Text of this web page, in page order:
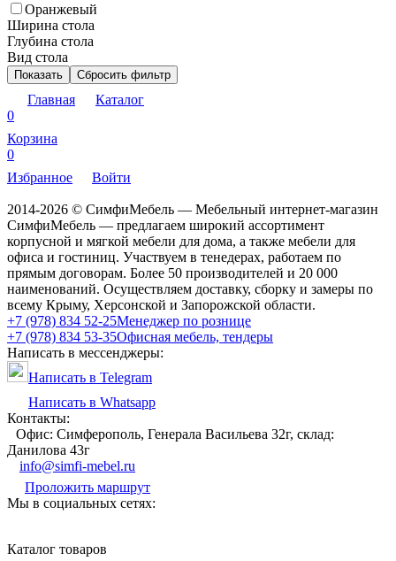
Оранжевый
Ширина стола
Глубина стола
Вид стола
Показать Сбросить фильтр
Главная
Каталог
0
Корзина
0
Избранное
Войти
2014-2026 © СимфиМебель — Мебельный интернет-магазин
СимфиМебель — предлагаем широкий ассортимент
корпусной и мягкой мебели для дома, а также мебели для
офиса и гостиниц. Участвуем в тенедерах, работаем по
прямым договорам. Более 50 производителей и 20 000
наименований. Осуществляем доставку, сборку и замеры по
всему Крыму, Херсонской и Запорожской области.
+7 (978) 834 52-25Менеджер по рознице
+7 (978) 834 53-35Офисная мебель, тендеры
Написать в мессенджеры:
Написать в Telegram
Написать в Whatsapp
Контакты:
Офис: Симферополь, Генерала Васильева 32г, склад:
Данилова 43г
info@simfi-mebel.ru
Проложить маршрут
Мы в социальных сетях:
Каталог товаров